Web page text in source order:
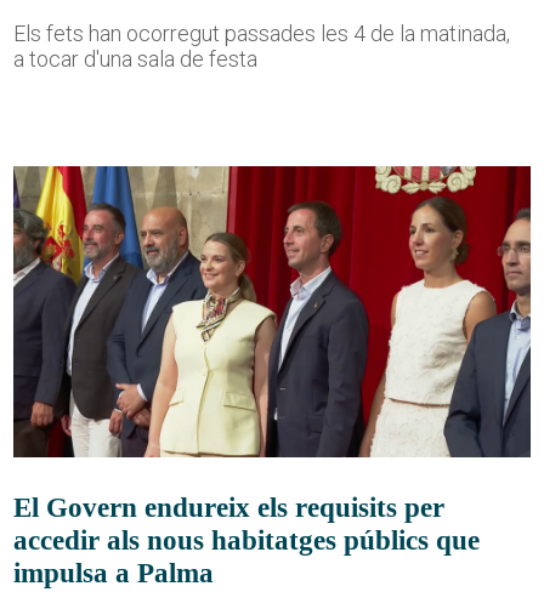
Els fets han ocorregut passades les 4 de la matinada,
a tocar d'una sala de festa
El Govern endureix els requisits per
accedir als nous habitatges públics que
impulsa a Palma